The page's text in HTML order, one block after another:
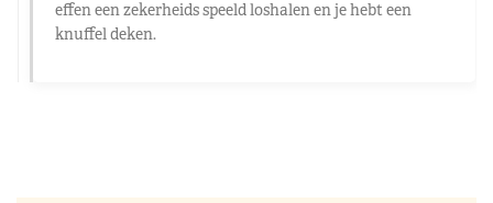
effen een zekerheids speeld loshalen en je hebt een
knuffel deken.